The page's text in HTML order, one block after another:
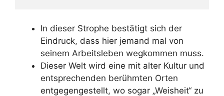
In dieser Strophe bestätigt sich der
Eindruck, dass hier jemand mal von
seinem Arbeitsleben wegkommen muss.
Dieser Welt wird eine mit alter Kultur und
entsprechenden berühmten Orten
entgegengestellt, wo sogar „Weisheit“ zu